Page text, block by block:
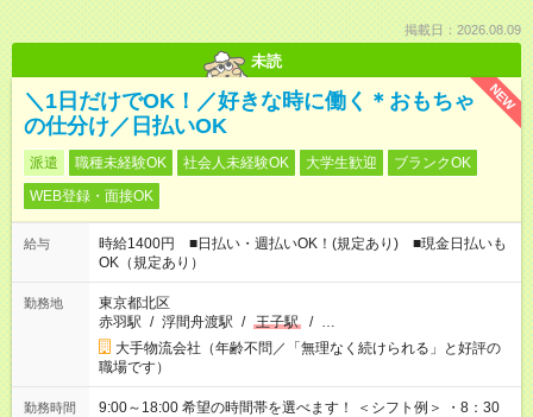
掲載日：2026.08.09
未読
NEW
＼1日だけでOK！／好きな時に働く＊おもちゃ
の仕分け／日払いOK
派遣 職種未経験OK 社会人未経験OK 大学生歓迎
ブランクOK
WEB登録・面接OK
給与
時給1400円 ■日払い・週払いOK！(規定あり) ■現金日払いも
OK（規定あり）
勤務地
東京都北区
赤羽駅 / 浮間舟渡駅 / 王子駅 / …
大手物流会社（年齢不問／「無理なく続けられる」と好評の
職場です）
勤務時間
9:00～18:00 希望の時間帯を選べます！ ＜シフト例＞ ・8：30